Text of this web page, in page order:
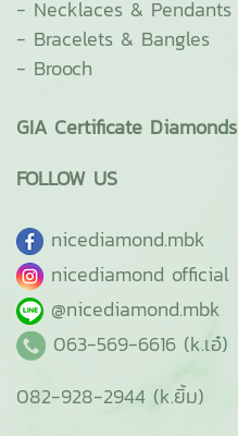
- Necklaces & Pendants
- Bracelets & Bangles
- Brooch
GIA Certificate Diamonds
FOLLOW US
nicediamond.mbk
nicediamond official
@nicediamond.mbk
063-569-6616 (k.เอ๋)
082-928-2944 (k.ยิ้ม)